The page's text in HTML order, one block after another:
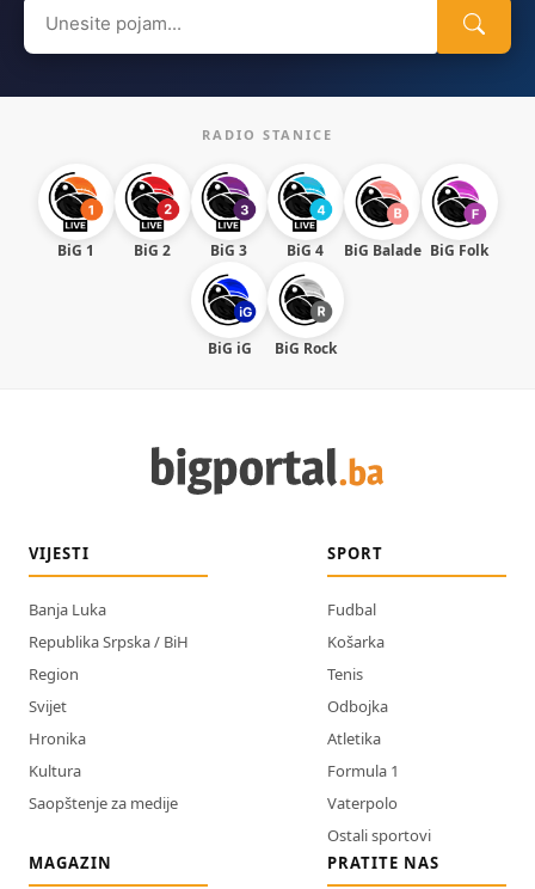
Search
for:
RADIO STANICE
BiG 1 BiG 2 BiG 3 BiG 4 BiG Balade BiG Folk
BiG iG BiG Rock
VIJESTI
Banja Luka
Republika Srpska / BiH
Region
Svijet
Hronika
Kultura
Saopštenje za medije
SPORT
Fudbal
Košarka
Tenis
Odbojka
Atletika
Formula 1
Vaterpolo
Ostali sportovi
MAGAZIN
PRATITE NAS